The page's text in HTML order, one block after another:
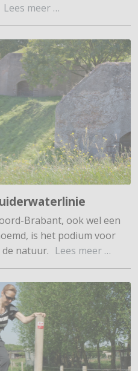
Lees meer …
Brabant, ook wel een
is het podium voor
natuur. Lees meer …